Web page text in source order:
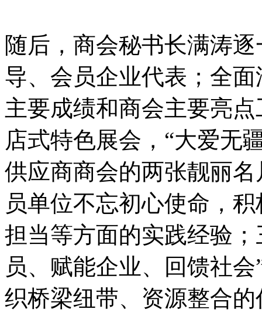
随后，商会秘书长满涛
导、会员企业代表；全
主要成绩和商会主要亮
店式特色展会，“大爱无
供应商商会的两张靓丽
员单位不忘初心使命，
担当等方面的实践经验
员、赋能企业、回馈社
织桥梁纽带、资源整合